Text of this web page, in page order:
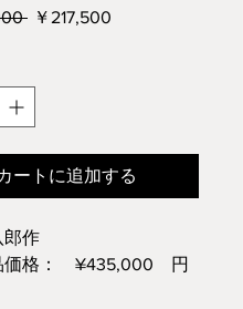
通
格
￥217,500
ートに追加する
郎作
価格： ¥435,000 円